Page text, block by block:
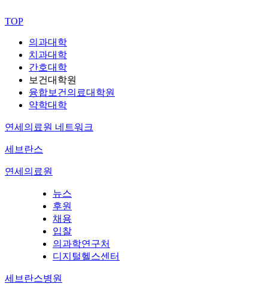
TOP
의과대학
치과대학
간호대학
보건대학원
융합보건의료대학원
약학대학
연세의료원 네트워크
세브란스
연세의료원
뉴스
후원
채용
입찰
의과학연구처
디지털헬스센터
세브란스병원